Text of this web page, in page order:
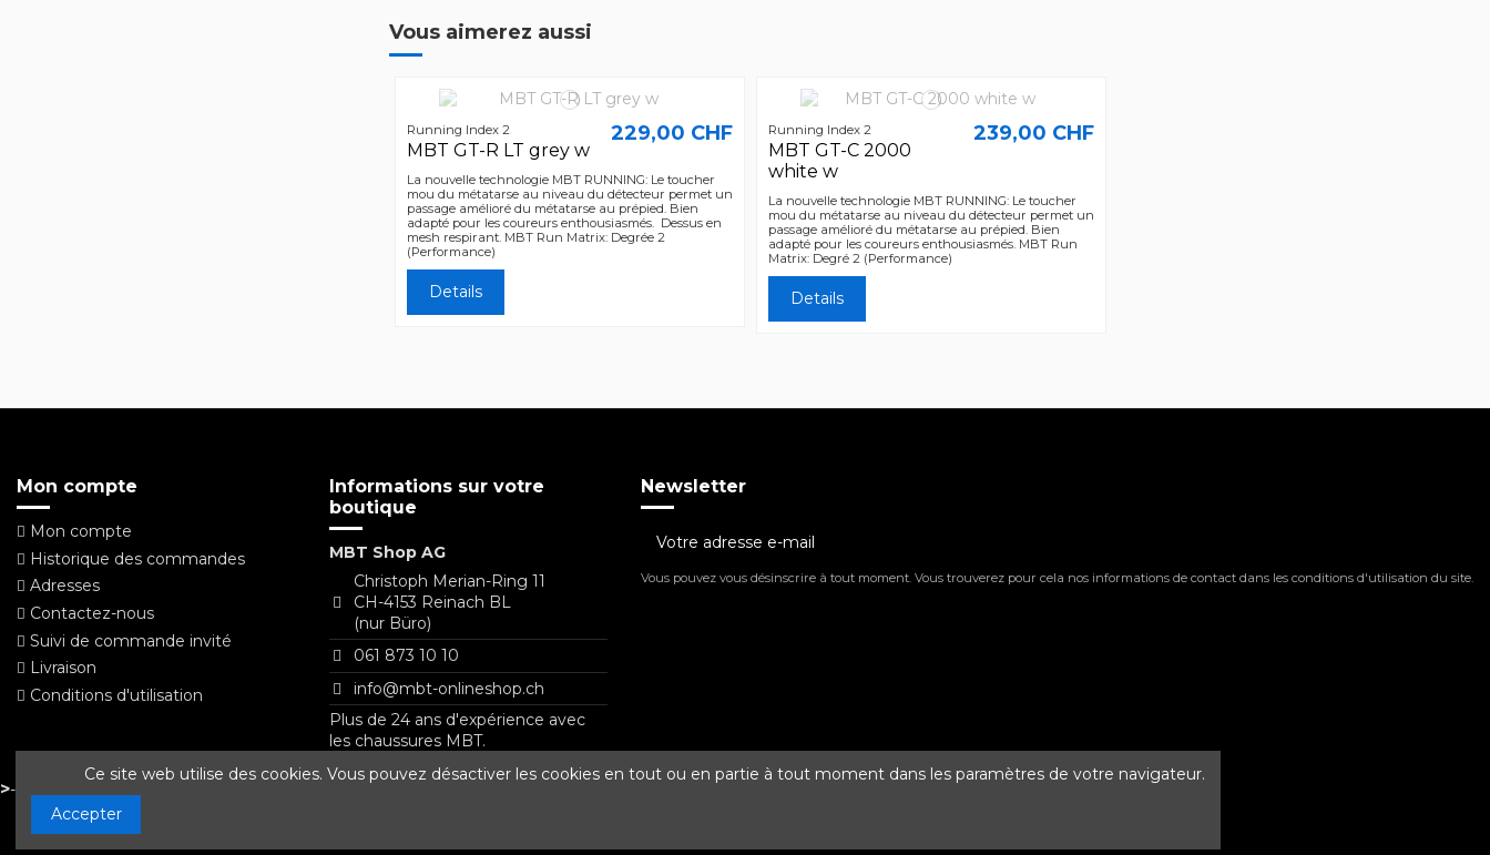
Vous aimerez aussi
Running Index 2
MBT GT-R LT grey w
229,00 CHF
La nouvelle technologie MBT RUNNING: Le toucher
mou du métatarse au niveau du détecteur permet un
passage amélioré du métatarse au prépied. Bien
adapté pour les coureurs enthousiasmés. Dessus en
mesh respirant. MBT Run Matrix: Degrée 2
(Performance)
Details
Running Index 2
MBT GT-C 2000
white w
239,00 CHF
La nouvelle technologie MBT RUNNING: Le toucher
mou du métatarse au niveau du détecteur permet un
passage amélioré du métatarse au prépied. Bien
adapté pour les coureurs enthousiasmés. MBT Run
Matrix: Degré 2 (Performance)
Details
Mon compte
Mon compte
Historique des commandes
Adresses
Contactez-nous
Suivi de commande invité
Livraison
Conditions d'utilisation
Informations sur votre
boutique
MBT Shop AG
Christoph Merian-Ring 11
CH-4153 Reinach BL
(nur Büro)
061 873 10 10
info@mbt-onlineshop.ch
Plus de 24 ans d'expérience avec
les chaussures MBT.
Newsletter
Vous pouvez vous désinscrire à tout moment. Vous trouverez pour cela nos informations de contact dans les conditions d'utilisation du site.
>- Impressum / Protection des données
Ce site web utilise des cookies. Vous pouvez désactiver les cookies en tout ou en partie à tout moment dans les paramètres de votre navigateur.
Accepter